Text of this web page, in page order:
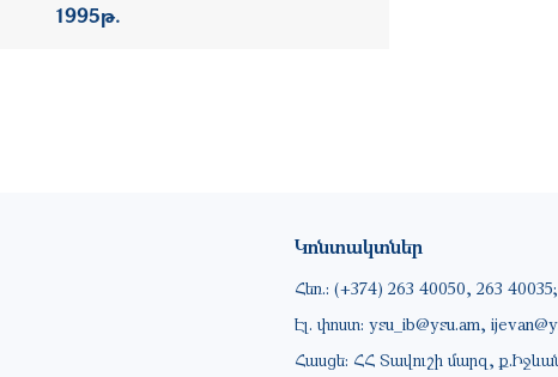
1995թ.
Կոնտակտներ
Հեռ.: (+374) 263 40050, 263
Էլ. փոստ: ysu_ib@ysu.am,
Հասցե: ՀՀ Տավուշի մարզ,